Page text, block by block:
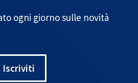
ogni giorno sulle novità
Iscriviti